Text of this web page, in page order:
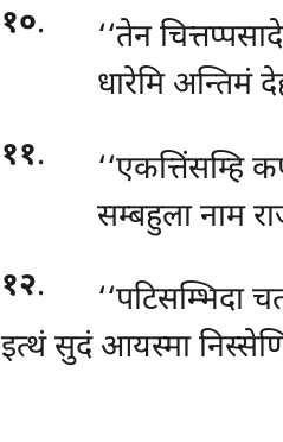
१०. ‘‘तेन
धारेमि अन्तिमं
११. ‘‘एकत्तिंसम्हि
सम्बहुला नाम
१२.
इत्थं सुदं आयस्मा